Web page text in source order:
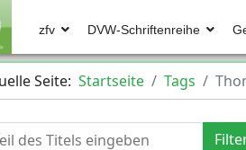
zfv DVW-Schriftenreihe
Seite: Startseite Tags
des Titels eingeben